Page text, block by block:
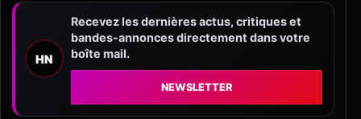
HN
Recevez les dernières actus, critiques et
bandes-annonces directement dans votre
boîte mail.
NEWSLETTER